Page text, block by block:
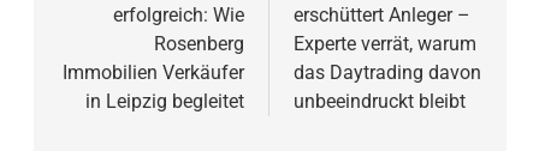
erfolgreich: Wie
Rosenberg
Immobilien Verkäufer
in Leipzig begleitet
erschüttert Anleger –
Experte verrät, warum
das Daytrading davon
unbeeindruckt bleibt